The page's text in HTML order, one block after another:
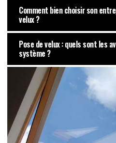
Comment bien choisir son
velux ?
Pose de velux : quels sont les
système ?